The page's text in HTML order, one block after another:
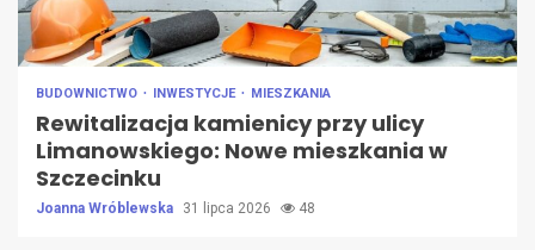
BUDOWNICTWO INWESTYCJE MIESZKANIA
Rewitalizacja kamienicy przy ulicy
Limanowskiego: Nowe mieszkania w
Szczecinku
Joanna Wróblewska 31 lipca 2026 48